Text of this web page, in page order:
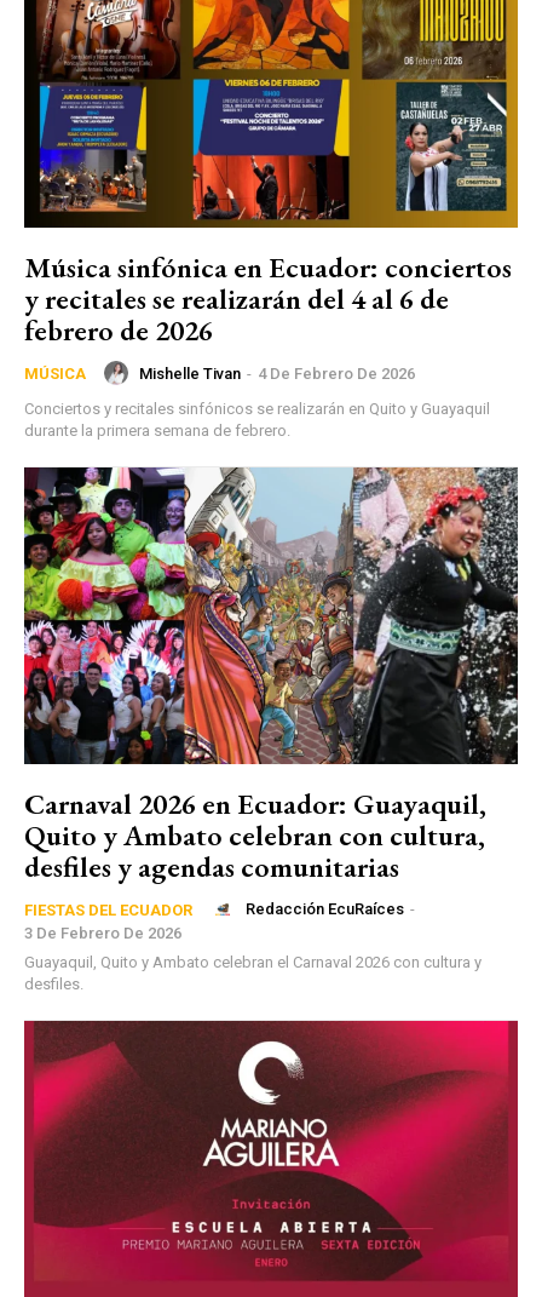
Música sinfónica en Ecuador: conciertos
y recitales se realizarán del 4 al 6 de
febrero de 2026
MÚSICA Mishelle Tivan - 4 De Febrero De 2026
Conciertos y recitales sinfónicos se realizarán en Quito y Guayaquil
durante la primera semana de febrero.
Carnaval 2026 en Ecuador: Guayaquil,
Quito y Ambato celebran con cultura,
desfiles y agendas comunitarias
FIESTAS DEL ECUADOR Redacción EcuRaíces -
3 De Febrero De 2026
Guayaquil, Quito y Ambato celebran el Carnaval 2026 con cultura y
desfiles.